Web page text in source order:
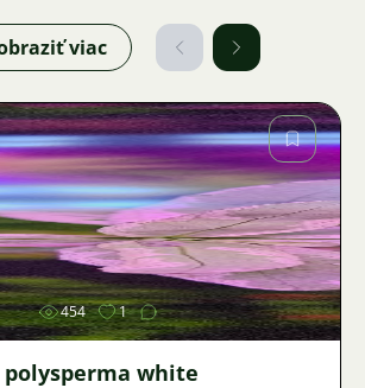
viac
Obrázok
454 1
white